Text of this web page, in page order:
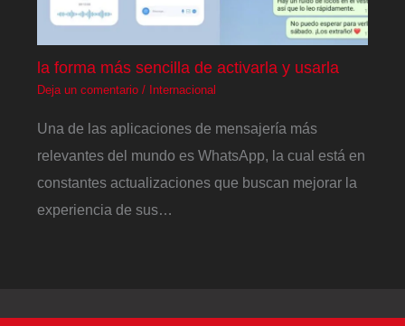
la forma más sencilla de activarla y usarla
Deja un comentario / Internacional
Una de las aplicaciones de mensajería más
relevantes del mundo es WhatsApp, la cual está en
constantes actualizaciones que buscan mejorar la
experiencia de sus…